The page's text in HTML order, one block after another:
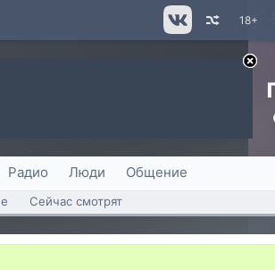
18+
Радио Люди Общение
Сейчас смотрят